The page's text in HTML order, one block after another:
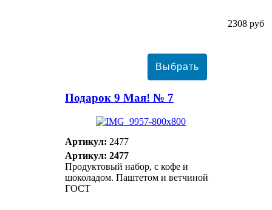
2308 руб
Подарок 9 Мая! № 7
Артикул: 2477
Артикул: 2477
Продуктовый набор, с кофе и
шоколадом. Паштетом и ветчиной
ГОСТ